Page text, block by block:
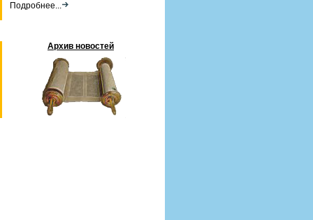
Подробнее...
Архив новостей